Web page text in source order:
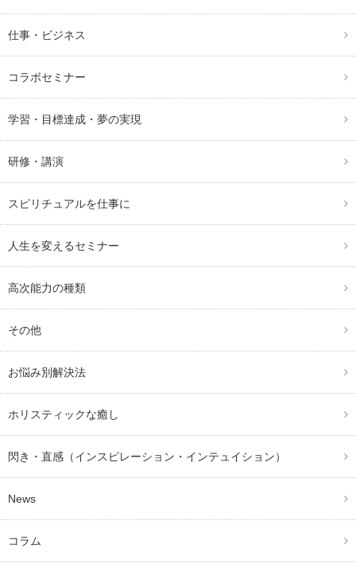
仕事・ビジネス
コラボセミナー
学習・目標達成・夢の実現
研修・講演
スピリチュアルを仕事に
人生を変えるセミナー
高次能力の種類
その他
お悩み別解決法
ホリスティックな癒し
閃き・直感（インスピレーション・インテュイション）
News
コラム